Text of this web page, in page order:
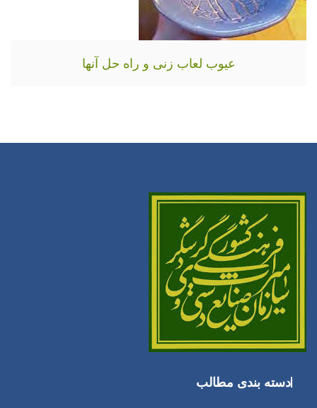
عیوب لعاب زنی و راه حل آنها
دسته بندی مطالب